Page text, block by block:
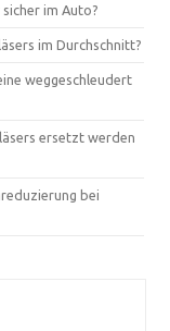
im Auto?
im Durchschnitt?
weggeschleudert
ersetzt werden
bei